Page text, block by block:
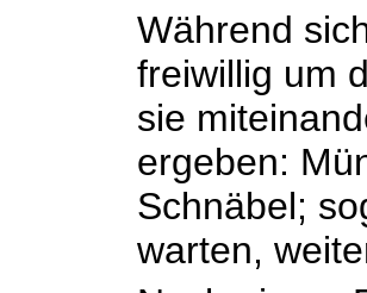
Während
freiwillig um
sie
ergeben:
Schnäbel;
warten,